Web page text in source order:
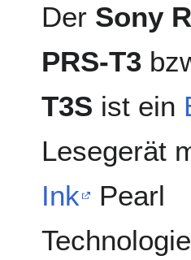
Der Sony
PRS-T3
T3S ist ein
Lesegerät
Ink
Pearl